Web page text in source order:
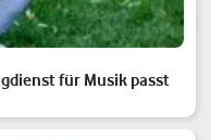
für Musik passt